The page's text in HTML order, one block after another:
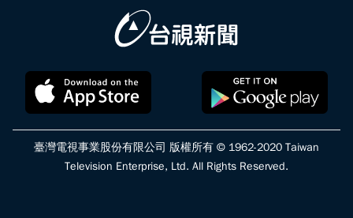
臺灣電視事業股份有限公司 版權所有 © 1962-2020 Taiwan
Television Enterprise, Ltd. All Rights Reserved.